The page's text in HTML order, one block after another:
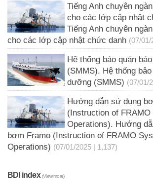
Tiếng Anh chuyên
cho các lớp cập nhật
Tiếng Anh chuyên
cho các lớp cập nhật chức danh (07/01/
Hệ thống bảo quản
(SMMS). Hệ thống
dưỡng (SMMS) (07/01/
Hướng dẫn sử dụng
(Instruction of FRAMO
Operations). Hướng
bơm Framo (Instruction of FRAMO
Operations) (07/01/2025 | 1,137)
BDI index(View more)